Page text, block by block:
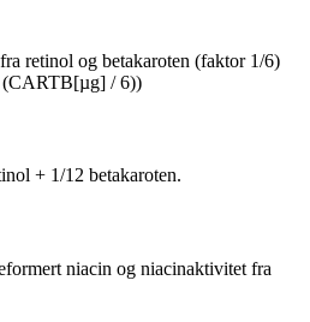
retinol og betakaroten (faktor 1/6)
/ 6))
+ 1/12 betakaroten.
niacin og niacinaktivitet fra